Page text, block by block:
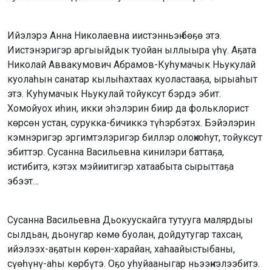
Ийэлэрэ Анна Николаевна иистэнньэҥ бөҕө этэ.
Иистэнэригэр аргыыйдык туойан ыллыыра үһү. Аҕата
Николай Аввакумович Абрамов-Куһумачык Ньукулай
куолаһын санатар кылыһахтаах куоластааҕа, ырыаһыт
этэ. Куһумачык Ньукулай тойуксут бэрдэ эбит.
Хомойуох иһин, икки эһэлэрин биир да фольклорист
көрсөн устан, сурукка-бичиккэ түһэрбэтэх. Бэйэлэрин
кэмнэригэр эргимтэлэригэр биллэр олоҥхоһут, тойуксут
эбиттэр. Сусанна Васильевна кинилэри баттаҕа,
истибитэ, кэтэх мэйиитигэр хатаабыта сырыттаҕа
эбээт…
Сусанна Васильевна Дьокуускайга тутууга малярдыы
сылдьан, дьонугар көмө буолан, дойдутугар тахсан,
ийэлээх-аҕатын көрөн-харайан, хаһаайыстыбаны,
сүөһүнү-аһы көрбүтэ. Оҕо уһуйааныгар ньээҥкэлээбитэ.